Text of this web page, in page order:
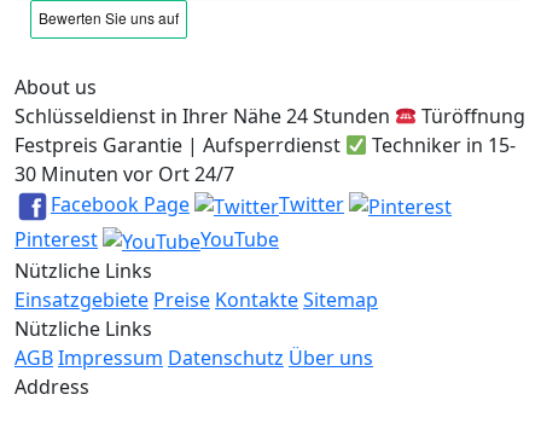
About us
Schlüsseldienst in Ihrer Nähe 24 Stunden
Türöffnung
Festpreis Garantie | Aufsperrdienst
Techniker in 15-
30 Minuten vor Ort 24/7
Facebook Page
Twitter
Pinterest
YouTube
Nützliche Links
Einsatzgebiete Preise KontakteSitemap
Nützliche Links
AGBImpressum Datenschutz Über uns
Address